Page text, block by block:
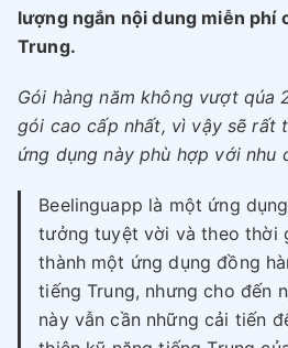
lượng ngắn nội dung miễn phí
Trung.
Gói hàng năm không vượt qúa
gói cao cấp nhất, vì vậy sẽ rất
ứng dụng này phù hợp với nhu
Beelinguapp là một ứng
tưởng tuyệt vời và theo thời
thành một ứng dụng đồng
tiếng Trung, nhưng cho đến
này vẫn cần những cải tiến